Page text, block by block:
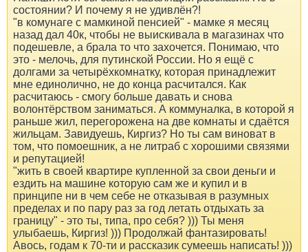
состоянии? И почему я не удивлён?!
"в комунаге с мамкиной пенсией" - мамке я месяц
назад дал 40к, чтобы не выискивала в магазинах что
подешевле, а брала то что захочется. Понимаю, что
это - мелочь, для путинской России. Но я ещё с
долгами за четырёхкомнатку, которая принадлежит
мне единолично, не до конца расчитался. Как
расчитаюсь - смогу больше давать и снова
волонтёрством заниматься. А коммуналка, в которой я
раньше жил, перегорожена на две комнаты и сдаётся
жильцам. Завидуешь, Киргиз? Но ты сам виноват в
том, что помоешник, а не литраб с хорошими связями
и репутацией!
"жить в своей квартире купленной за свои деньги и
ездить на машине которую сам же и купил и в
принципе ни в чем себе не отказывая в разумных
пределах и по пару раз за год летать отдыхать за
границу" - это ты, типа, про себя? ))) Ты меня
улыбаешь, Киргиз! ))) Продолжай фантазировать!
Авось, годам к 70-ти и рассказик сумеешь написать! )))